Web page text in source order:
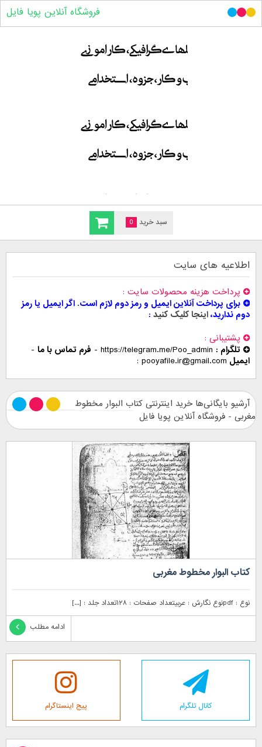
سبد خرید 0
فروشگاه آنلاین پویا فایل
اطلاعیه های سایت
پرداخت هزینه محصولات سایت
برای پرداخت آنلاین ایمیل و رمز دوم لازم است. اگر ایمیل یا رمز
دوم ندارید،اینجا کلیک کنید
پشتیبانی
تلگرام : https://telegram.me/Poo_admin
- فرم تماس با ما -
ایمیل pooyafile.ir@gmail.com
آرشیو بایگانی‌ها خرید اینترنتی کتاب البوار مخطوط
مغربى - فروشگاه آنلاین پویا فایل
کتاب البوار مخطوط مغربى
نوع : pdfنوع نگارش : عربیتعداد صفحات : ۱۲۸تعداد جلد : [...]
ادامه مطلب
کانال تلگرام پیج اینستاگرام